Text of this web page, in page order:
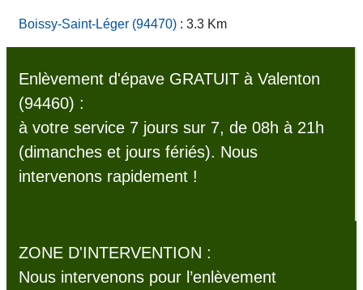
Boissy-Saint-Léger (94470) : 3.3 Km
Enlèvement d'épave GRATUIT à Valenton
(94460) :
à votre service 7 jours sur 7, de 08h à 21h
(dimanches et jours fériés). Nous
intervenons rapidement !
ZONE D'INTERVENTION :
Nous intervenons pour l’enlèvement